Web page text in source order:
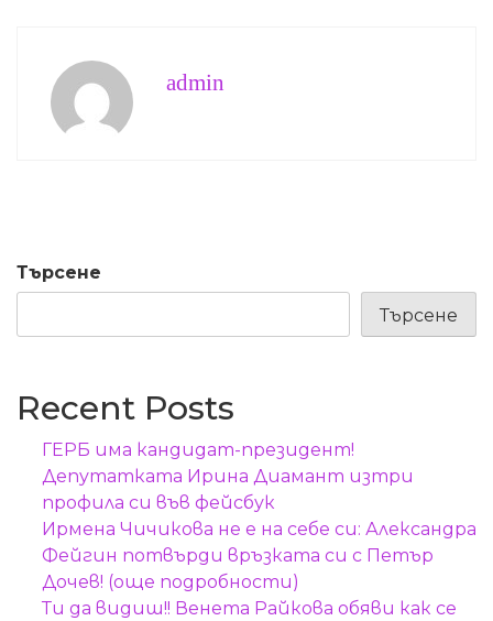
admin
Търсене
Търсене
Recent Posts
ГЕРБ има кандидат-президент!
Депутатката Ирина Диамант изтри
профила си във фейсбук
Ирмена Чичикова не е на себе си: Александра
Фейгин потвърди връзката си с Петър
Дочев! (още подробности)
Ти да видиш!! Венета Райкова обяви как се